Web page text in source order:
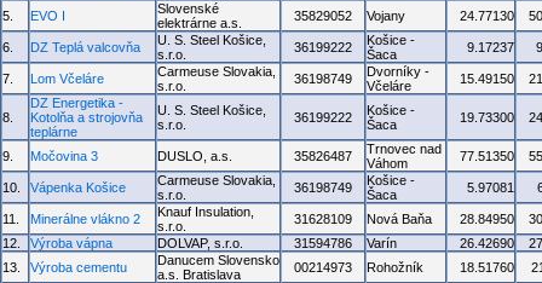
5. EVO I
Slovenské
elektrárne a.s.
35829052 Vojany 24.77130
6. DZ Teplá valcovňa
U. S. Steel Košice,
s.r.o.
36199222
Košice -
Šaca
9.17237
7. Lom Včeláre
Carmeuse Slovakia,
s.r.o.
36198749
Dvorníky -
Včeláre
15.49150
8.
DZ Energetika -
Kotolňa a strojovňa
teplárne
U. S. Steel Košice,
s.r.o.
36199222
Košice -
Šaca
19.73300
9. Močovina 3 DUSLO, a.s. 35826487
Trnovec nad
Váhom
77.51350
10. Vápenka Košice
Carmeuse Slovakia,
s.r.o.
36198749
Košice -
Šaca
5.97081
11. Minerálne vlákno 2
Knauf Insulation,
s.r.o.
31628109 Nová Baňa 28.84950
12.
Výroba vápna DOLVAP, s.r.o. 31594786 Varín 26.42690
13.
Výroba cementu
Danucem Slovensko
a.s. Bratislava
00214973 Rohožník 18.51760